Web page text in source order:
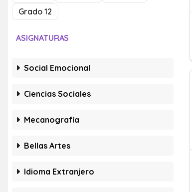
Grado 12
ASIGNATURAS
Social Emocional
Ciencias Sociales
Mecanografía
Bellas Artes
Idioma Extranjero